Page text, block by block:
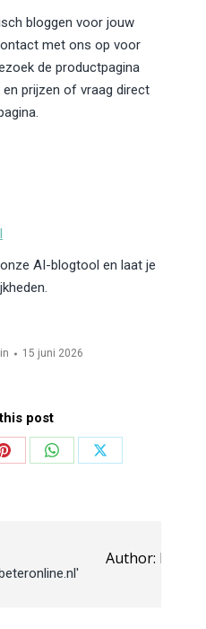
bloggen voor jouw
met ons op voor
de productpagina
prijzen of vraag direct
AI-blogtool en laat je
15 juni 2026
post
Share
Share
Share
Author: